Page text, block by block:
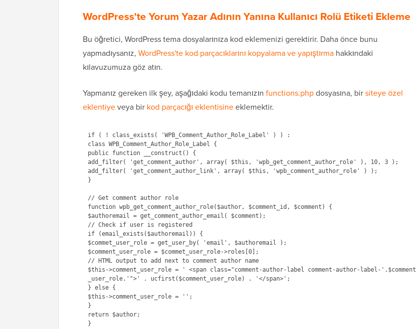
WordPress'te Yorum Yazar Adının Yanına Kullanıcı Rolü Etiketi Ekleme
Bu öğretici, WordPress tema dosyalarınıza kod eklemenizi gerektirir. Daha önce bunu
yapmadıysanız, WordPress'te kod parçacıklarını kopyalama ve yapıştırma hakkındaki
kılavuzumuza göz atın.
Yapmanız gereken ilk şey, aşağıdaki kodu temanızın functions.phpdosyasına, birsiteye özel
eklentiyeveya bir kod parçacığı eklentisineeklemektir.
if ( ! class_exists( 'WPB_Comment_Author_Role_Label' ) ) :
class WPB_Comment_Author_Role_Label {
public function __construct() {
add_filter( 'get_comment_author', array( $this, 'wpb_get_comment_author_role' ), 10, 3 );
add_filter( 'get_comment_author_link', array( $this, 'wpb_comment_author_role' ) );
}
// Get comment author role
function wpb_get_comment_author_role($author, $comment_id, $comment) {
$authoremail = get_comment_author_email( $comment);
// Check if user is registered
if (email_exists($authoremail)) {
$commet_user_role = get_user_by( 'email', $authoremail );
$comment_user_role = $commet_user_role->roles[0];
// HTML output to add next to comment author name
$this->comment_user_role = ' <span class="comment-author-label comment-author-label-'.$comment
_user_role.'">' . ucfirst($comment_user_role) . '</span>';
} else {
$this->comment_user_role = '';
}
return $author;
}